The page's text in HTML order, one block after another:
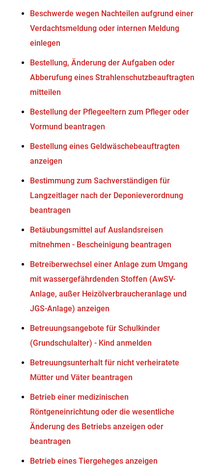
Beschwerde wegen Nachteilen aufgrund einer
Verdachtsmeldung oder internen Meldung
einlegen
Bestellung, Änderung der Aufgaben oder
Abberufung eines Strahlenschutzbeauftragten
mitteilen
Bestellung der Pflegeeltern zum Pfleger oder
Vormund beantragen
Bestellung eines Geldwäschebeauftragten
anzeigen
Bestimmung zum Sachverständigen für
Langzeitlager nach der Deponieverordnung
beantragen
Betäubungsmittel auf Auslandsreisen
mitnehmen - Bescheinigung beantragen
Betreiberwechsel einer Anlage zum Umgang
mit wassergefährdenden Stoffen (AwSV-
Anlage, außer Heizölverbraucheranlage und
JGS-Anlage) anzeigen
Betreuungsangebote für Schulkinder
(Grundschulalter) - Kind anmelden
Betreuungsunterhalt für nicht verheiratete
Mütter und Väter beantragen
Betrieb einer medizinischen
Röntgeneinrichtung oder die wesentliche
Änderung des Betriebs anzeigen oder
beantragen
Betrieb eines Tiergeheges anzeigen